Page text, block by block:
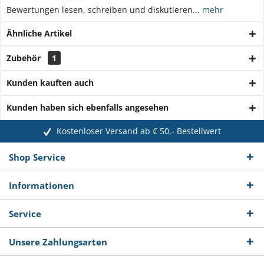
Bewertungen lesen, schreiben und diskutieren... mehr
Ähnliche Artikel
Zubehör 1
Kunden kauften auch
Kunden haben sich ebenfalls angesehen
Kostenloser Versand ab € 50,- Bestellwert
Shop Service
Informationen
Service
Unsere Zahlungsarten